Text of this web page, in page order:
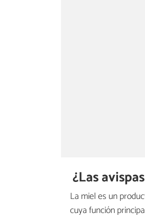
¿Las
La miel es un
cuya función